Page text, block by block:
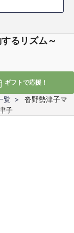
るリズム～
ギフトで応援！
覧
沓野勢津子マ
子